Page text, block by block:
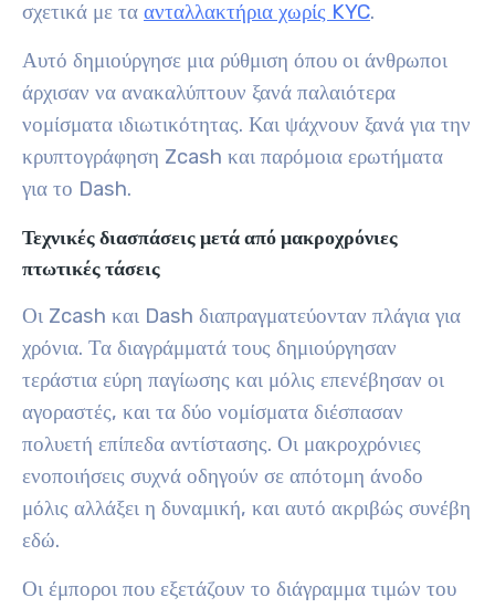
σχετικά με τα ανταλλακτήρια χωρίς KYC.
Αυτό δημιούργησε μια ρύθμιση όπου οι άνθρωποι
άρχισαν να ανακαλύπτουν ξανά παλαιότερα
νομίσματα ιδιωτικότητας. Και ψάχνουν ξανά για την
κρυπτογράφηση Zcash και παρόμοια ερωτήματα
για το Dash.
Τεχνικές διασπάσεις μετά από μακροχρόνιες
πτωτικές τάσεις
Οι Zcash και Dash διαπραγματεύονταν πλάγια για
χρόνια. Τα διαγράμματά τους δημιούργησαν
τεράστια εύρη παγίωσης και μόλις επενέβησαν οι
αγοραστές, και τα δύο νομίσματα διέσπασαν
πολυετή επίπεδα αντίστασης. Οι μακροχρόνιες
ενοποιήσεις συχνά οδηγούν σε απότομη άνοδο
μόλις αλλάξει η δυναμική, και αυτό ακριβώς συνέβη
εδώ.
Οι έμποροι που εξετάζουν το διάγραμμα τιμών του